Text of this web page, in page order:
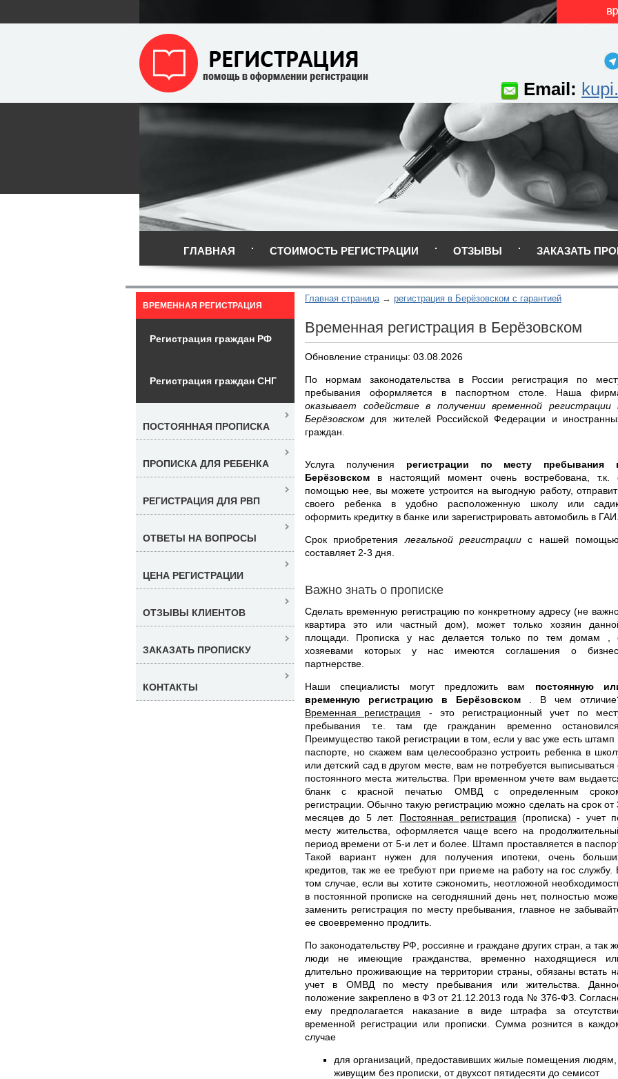
Email:
ГЛАВНАЯ СТОИМОСТЬ РЕГИСТРАЦИИ ОТЗЫВЫ ЗАКАЗАТЬ
Главная страница регистрация в Берёзовском с гарантией
Временная регистрация в Берёзовском
Обновление страницы: 03.08.2026
По нормам законодательства в России регистрация по
пребывания оформляется в паспортном столе. Наша
оказывает содействие в получении временной регистрации
Берёзовском для жителей Российской Федерации и
граждан.
Услуга получения регистрации по месту пребывания
Берёзовском в настоящий момент очень востребована, т.к.
помощью нее, вы можете устроится на выгодную работу,
своего ребенка в удобно расположенную школу или
оформить кредитку в банке или зарегистрировать автомобиль в ГАИ.
Срок приобретения легальной регистрациис нашей помощью,
составляет 2-3 дня.
Важно знать о прописке
Сделать временную регистрацию по конкретному адресу (не
квартира это или частный дом), может только хозяин
площади. Прописка у нас делается только по тем домам ,
хозяевами которых у нас имеются соглашения о
партнерстве.
Наши специалисты могут предложить вам постоянную
временную регистрацию в Берёзовском
. В чем
Временная регистрация - это регистрационный учет по
пребывания т.е. там где гражданин временно остановился.
Преимущество такой регистрации в том, если у вас уже есть штамп
паспорте, но скажем вам целесообразно устроить ребенка в
или детский сад в другом месте, вам не потребуется выписываться
постоянного места жительства. При временном учете вам
бланк с красной печатью ОМВД с определенным
регистрации. Обычно такую регистрацию можно сделать на срок от
месяцев до 5 лет. Постоянная регистрация (прописка) - учет
месту жительства, оформляется чаще всего на
период времени от 5-и лет и более. Штамп проставляется в
Такой вариант нужен для получения ипотеки, очень
кредитов, так же ее требуют при приеме на работу на гос службу.
том случае, если вы хотите сэкономить, неотложной
в постоянной прописке на сегодняшний день нет, полностью
заменить регистрация по месту пребывания, главное не
ее своевременно продлить.
По законодательству РФ, россияне и граждане других стран, а так
люди не имеющие гражданства, временно находящиеся
длительно проживающие на территории страны, обязаны встать
учет в ОМВД по месту пребывания или жительства.
положение закреплено в ФЗ от 21.12.2013 года № 376-ФЗ.
ему предполагается наказание в виде штрафа за
временной регистрации или прописки. Сумма рознится в
случае
для организаций, предоставивших жилые помещения людям,
живущим без прописки, от двухсот пятидесяти до семисот
ВРЕМЕННАЯ РЕГИСТРАЦИЯ
Регистрация граждан РФ
Регистрация граждан СНГ
ПОСТОЯННАЯ ПРОПИСКА
ПРОПИСКА ДЛЯ РЕБЕНКА
РЕГИСТРАЦИЯ ДЛЯ РВП
ОТВЕТЫ НА ВОПРОСЫ
ЦЕНА РЕГИСТРАЦИИ
ОТЗЫВЫ КЛИЕНТОВ
ЗАКАЗАТЬ ПРОПИСКУ
КОНТАКТЫ